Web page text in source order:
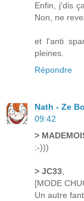
Enfin, j'dis
Non, ne
et l'anti
pleines.
Répondre
Nath - Ze
09:42
>
:-)))
> JC33,
[MODE
Un autre